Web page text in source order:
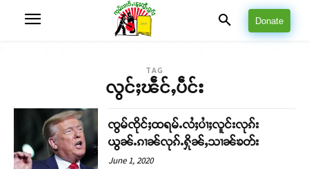
Donate
TAG
လွင်ႈၽဵင်ႇပဵင်း
ၸွမ်ၸိုင်ႈထရမ်ႉလႆႈပၢႆႈလူင်းလုၵ်း
ယွၼ်ႉၵၢၼ်လုၵ်ႉႁိုၼ်ႇသၢၼ်ၶတ်း
June 1, 2020